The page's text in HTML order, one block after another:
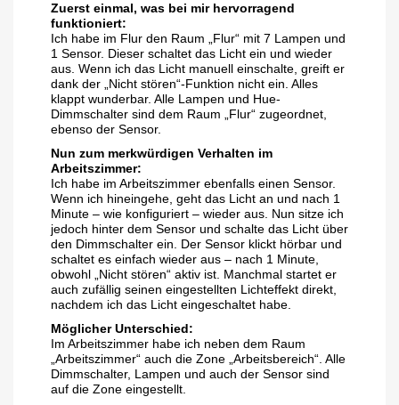
Zuerst einmal, was bei mir hervorragend
funktioniert:
Ich habe im Flur den Raum „Flur“ mit 7 Lampen und
1 Sensor. Dieser schaltet das Licht ein und wieder
aus. Wenn ich das Licht manuell einschalte, greift er
dank der „Nicht stören“-Funktion nicht ein. Alles
klappt wunderbar. Alle Lampen und Hue-
Dimmschalter sind dem Raum „Flur“ zugeordnet,
ebenso der Sensor.
Nun zum merkwürdigen Verhalten im
Arbeitszimmer:
Ich habe im Arbeitszimmer ebenfalls einen Sensor.
Wenn ich hineingehe, geht das Licht an und nach 1
Minute – wie konfiguriert – wieder aus. Nun sitze ich
jedoch hinter dem Sensor und schalte das Licht über
den Dimmschalter ein. Der Sensor klickt hörbar und
schaltet es einfach wieder aus – nach 1 Minute,
obwohl „Nicht stören“ aktiv ist. Manchmal startet er
auch zufällig seinen eingestellten Lichteffekt direkt,
nachdem ich das Licht eingeschaltet habe.
Möglicher Unterschied:
Im Arbeitszimmer habe ich neben dem Raum
„Arbeitszimmer“ auch die Zone „Arbeitsbereich“. Alle
Dimmschalter, Lampen und auch der Sensor sind
auf die Zone eingestellt.